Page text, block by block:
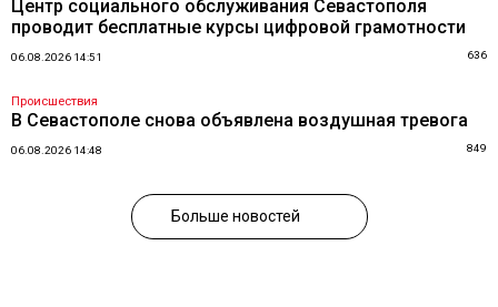
Центр социального обслуживания Севастополя
проводит бесплатные курсы цифровой грамотности
06.08.2026 14:51 636
Происшествия
В Севастополе снова объявлена воздушная тревога
06.08.2026 14:48 849
Больше новостей